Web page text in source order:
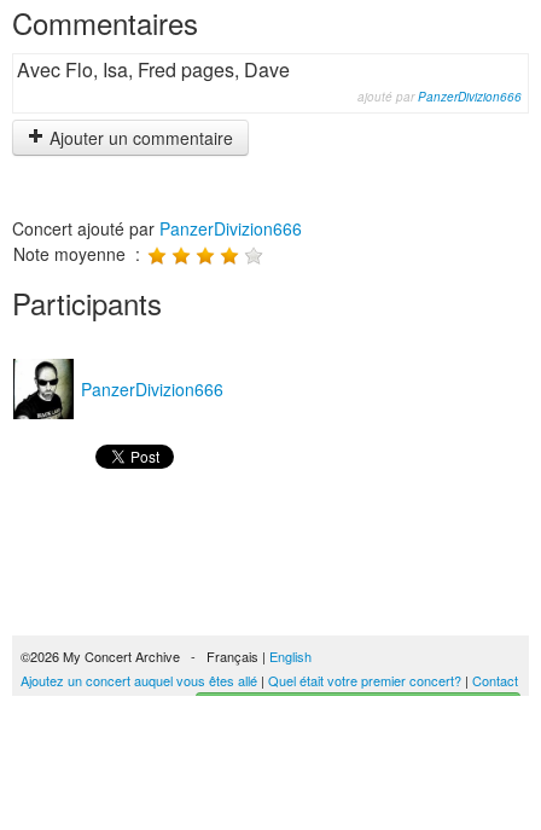
Commentaires
Avec Flo, Isa, Fred pages, Dave
ajouté parPanzerDivizion666
Ajouter un commentaire
Concert ajouté par PanzerDivizion666
Note moyenne :
Participants
PanzerDivizion666
©2026 My Concert Archive - Français | English
Ajoutez un concert auquel vous êtes allé | Quel était votre premier concert? | Contact